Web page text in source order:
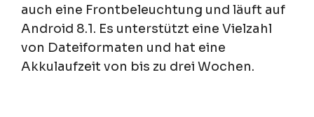
auch eine Frontbeleuchtung und läuft auf
Android 8.1. Es unterstützt eine Vielzahl
von Dateiformaten und hat eine
Akkulaufzeit von bis zu drei Wochen.